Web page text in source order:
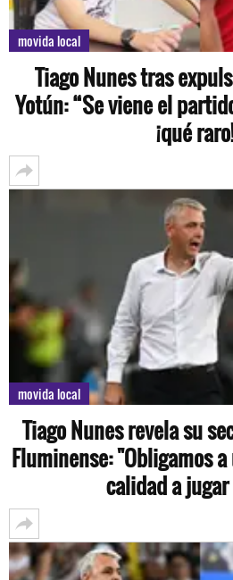
movida local
Tiago Nunes tras
Yotún: “Se viene el
¡qué
movida local
Tiago Nunes revela su
Fluminense: "Obligamos
calidad a